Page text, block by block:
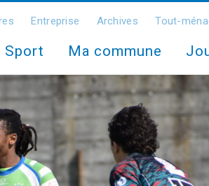
Entreprise Archives Tout-
Sport Ma commune